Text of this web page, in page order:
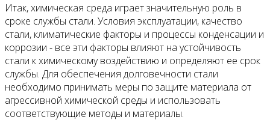
Итак, химическая среда играет значительную роль в
сроке службы стали. Условия эксплуатации, качество
стали, климатические факторы и процессы конденсации и
коррозии - все эти факторы влияют на устойчивость
стали к химическому воздействию и определяют ее срок
службы. Для обеспечения долговечности стали
необходимо принимать меры по защите материала от
агрессивной химической среды и использовать
соответствующие методы и материалы.